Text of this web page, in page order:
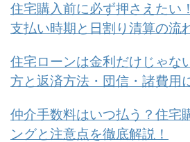
住宅購入前に必ず押さえたい
支払い時期と日割り清算の流
住宅ローンは金利だけじゃな
方と返済方法・団信・諸費用
仲介手数料はいつ払う？住宅
ングと注意点を徹底解説！